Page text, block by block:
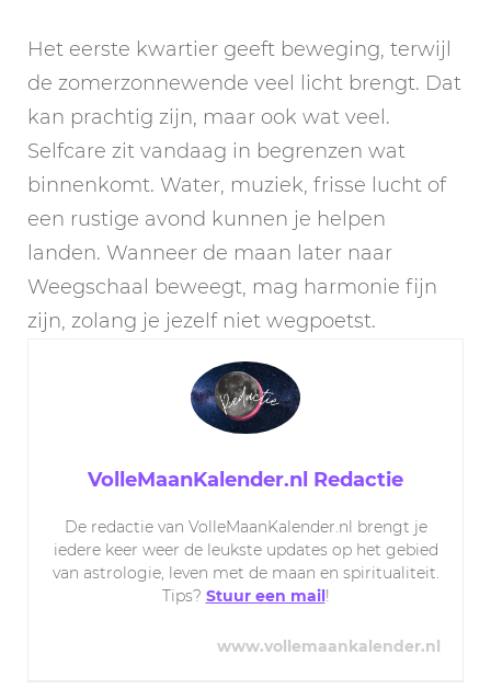
Het eerste kwartier geeft beweging, terwijl
de zomerzonnewende veel licht brengt. Dat
kan prachtig zijn, maar ook wat veel.
Selfcare zit vandaag in begrenzen wat
binnenkomt. Water, muziek, frisse lucht of
een rustige avond kunnen je helpen
landen. Wanneer de maan later naar
Weegschaal beweegt, mag harmonie fijn
zijn, zolang je jezelf niet wegpoetst.
VolleMaanKalender.nl Redactie
De redactie van VolleMaanKalender.nl brengt je
iedere keer weer de leukste updates op het gebied
van astrologie, leven met de maan en spiritualiteit.
Tips? Stuur een mail !
www.vollemaankalender.nl